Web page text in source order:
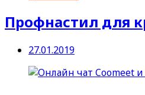
Профнастил для
27.01.2019